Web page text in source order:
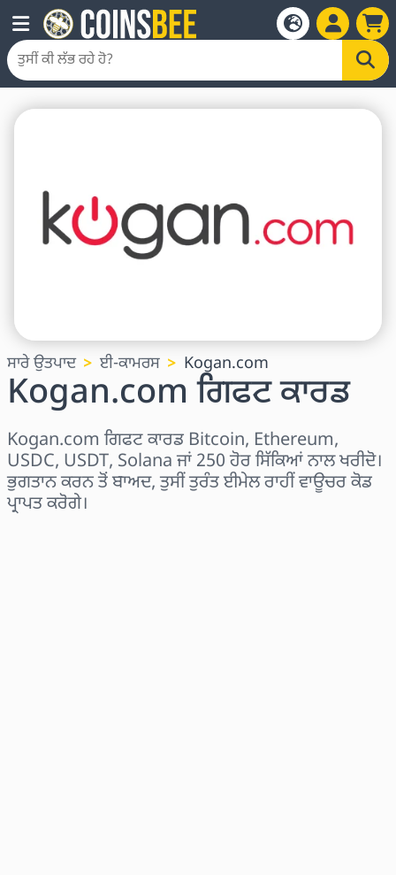
ਸਾਰੇ ਉਤਪਾਦ ਈ-ਕਾਮਰਸ Kogan.com
Kogan.com ਗਿਫਟ ਕਾਰਡ
Kogan.com ਗਿਫਟ ਕਾਰਡ Bitcoin, Ethereum,
USDC, USDT, Solana ਜਾਂ 250 ਹੋਰ ਸਿੱਕਿਆਂ ਨਾਲ ਖਰੀਦੋ।
ਭੁਗਤਾਨ ਕਰਨ ਤੋਂ ਬਾਅਦ, ਤੁਸੀਂ ਤੁਰੰਤ ਈਮੇਲ ਰਾਹੀਂ ਵਾਊਚਰ ਕੋਡ
ਪ੍ਰਾਪਤ ਕਰੋਗੇ।